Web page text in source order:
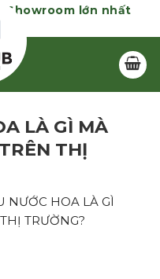
Showroom lớn nhất
LÀ GÌ MÀ
THỊ
NƯỚC HOA LÀ GÌ
TRƯỜNG?